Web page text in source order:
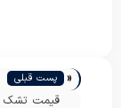
« پست قبلی
قیمت تشک